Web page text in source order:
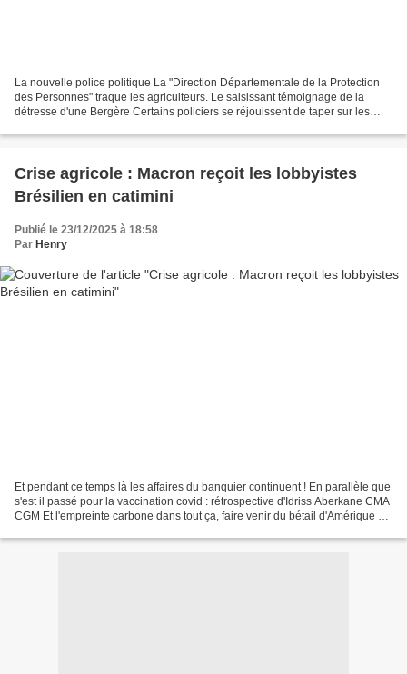
La nouvelle police politique La "Direction Départementale de la Protection
des Personnes" traque les agriculteurs. Le saisissant témoignage de la
détresse d'une Bergère Certains policiers se réjouissent de taper sur les
Crise agricole : Macron reçoit les lobbyistes
Brésilien en catimini
Publié le 23/12/2025 à 18:58
Par Henry
Et pendant ce temps là les affaires du banquier continuent ! En parallèle que
s'est il passé pour la vaccination covid : rétrospective d'Idriss Aberkane CMA
CGM Et l'empreinte carbone dans tout ça, faire venir du bétail d'Amérique du